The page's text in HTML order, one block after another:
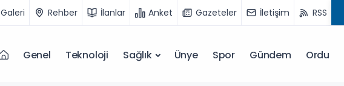
Galeri Rehber İlanlar Anket Gazeteler İletişim RSS
Genel Teknoloji Sağlık Ünye Spor Gündem Ordu